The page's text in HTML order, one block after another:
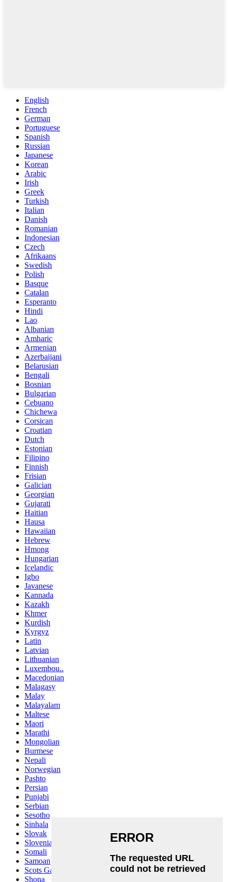
English
French
German
Portuguese
Spanish
Russian
Japanese
Korean
Arabic
Irish
Greek
Turkish
Italian
Danish
Romanian
Indonesian
Czech
Afrikaans
Swedish
Polish
Basque
Catalan
Esperanto
Hindi
Lao
Albanian
Amharic
Armenian
Azerbaijani
Belarusian
Bengali
Bosnian
Bulgarian
Cebuano
Chichewa
Corsican
Croatian
Dutch
Estonian
Filipino
Finnish
Frisian
Galician
Georgian
Gujarati
Haitian
Hausa
Hawaiian
Hebrew
Hmong
Hungarian
Icelandic
Igbo
Javanese
Kannada
Kazakh
Khmer
Kurdish
Kyrgyz
Latin
Latvian
Lithuanian
Luxembou..
Macedonian
Malagasy
Malay
Malayalam
Maltese
Maori
Marathi
Mongolian
Burmese
Nepali
Norwegian
Pashto
Persian
Punjabi
Serbian
Sesotho
Sinhala
Slovak
Slovenian
Somali
Samoan
Scots Gaelic
Shona